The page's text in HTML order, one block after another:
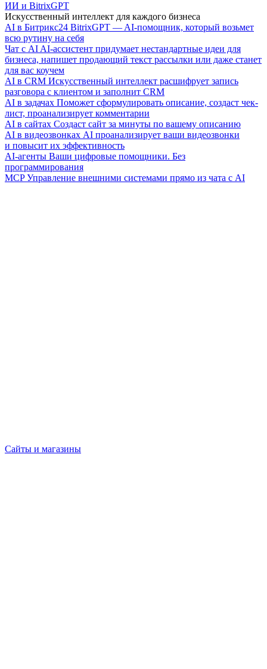
ИИ и BitrixGPT
Искусственный интеллект для каждого бизнеса
AI в Битрикс24 BitrixGPT — AI-помощник, который возьмет
всю рутину на себя
Чат с AI AI-ассистент придумает нестандартные идеи для
бизнеса, напишет продающий текст рассылки или даже станет
для вас коучем
AI в CRM Искусственный интеллект расшифрует запись
разговора с клиентом и заполнит CRM
AI в задачах Поможет сформулировать описание, создаст чек-
лист, проанализирует комментарии
AI в сайтах Создаст сайт за минуты по вашему описанию
AI в видеозвонках AI проанализирует ваши видеозвонки
и повысит их эффективность
AI-агенты Ваши цифровые помощники. Без
программирования
MCP Управление внешними системами прямо из чата с AI
Сайты и магазины